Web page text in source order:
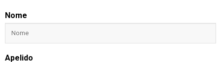
Nome
Apelido